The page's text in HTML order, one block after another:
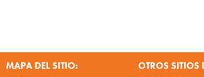
MAPA DEL SITIO:
OTROS SITIOS